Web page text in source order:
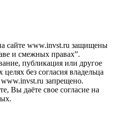
сайте www.invst.ru защищены
и смежных правах”.
публикация или другое
без согласия владельца
www.invst.ru запрещено.
Вы даёте свое согласие на